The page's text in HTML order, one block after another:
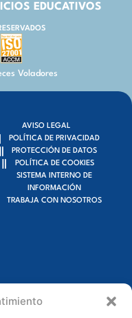
EDUCATIVOS
Voladores
AVISO LEGAL
POLÍTICA DE PRIVACIDAD
PROTECCIÓN DE DATOS
POLÍTICA DE COOKIES
SISTEMA INTERNO DE
INFORMACIÓN
TRABAJA CON NOSOTROS